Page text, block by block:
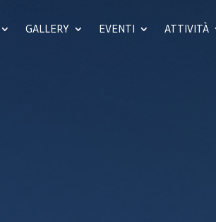
GALLERY EVENTI ATTIVITÀ